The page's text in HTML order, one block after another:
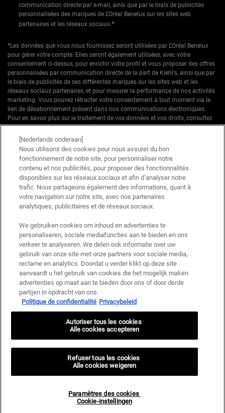
communication directe par e-mail, ainsi que par le biais de publicités
personnalisées des marques de L’Oréal Benelux sur les sites web
partenaires et les réseaux sociaux.*
*Les données que vous nous fournissez seront utilisées par L'Oréal Benelux
pour gérer votre compte. Elles seront également utilisées, avec votre
consentement ci-dessus, pour enrichir votre profil et vous proposer des offres
personnalisées par communication directe de la part de Kiehl's, ainsi que par
le biais de publicités de ses différentes marques sur les sites web et les
réseaux sociaux partenaires, et pour mesurer la performance de nos activités
marketing. Vous pouvez rétracter votre consentement à tout moment via le
lien de désabonnement présent dans nos communications électroniques.
Pour en savoir plus sur le traitement de vos données et vos droits, consultez
notrePolitique de confidentialité.
* Offre de bienvenue valable pour une première commande. Non cumulable
avec d'autres offres ou promotions en cours, mais cumulable avec les offres
'Cadeau avec achat' . Utilisation limitée à une seule fois par client. Non
applicable sur les éditions limitées & ensembles.
Ce site est protégé par Cloudflare et la politique de confidentialité et les conditions
dutilisation sappliquent.
S’INSCRIRE
Informations sur le fabricant
KIEHL'S
14, rue Royale - 75008 Paris France
kiehls@be.oaccare.com
OPTIONS D'ACHAT
© 2024 KIEHL’S SINCE 1851
Paramètres des cookies <br> Cookie-instellingen
[Nederlands onderaan]
Nous utilisons des cookies pour nous assurer du bon
fonctionnement de notre site, pour personnaliser notre
contenu et nos publicités, pour proposer des fonctionnalités
disponibles sur les réseaux sociaux et afin d’analyser notre
trafic. Nous partageons également des informations, quant à
votre navigation sur notre site, avec nos partenaires
analytiques, publicitaires et de réseaux sociaux.
We gebruiken cookies om inhoud en advertenties te
personaliseren, sociale mediafuncties aan te bieden en ons
verkeer te analyseren. We delen ook informatie over uw
gebruik van onze site met onze partners voor sociale media,
reclame en analytics. Doordat u verder klikt op deze site
aanvaardt u het gebruik van cookies die het mogelijk maken
advertenties op maat aan te bieden door ons of door derde
partijen in opdracht van ons.
Politique de confidentialité Privacybeleid
Paramètres des cookies
Cookie-instellingen
Refuser tous les cookies
Alle cookies weigeren
Autoriser tous les cookies
Alle cookies accepteren